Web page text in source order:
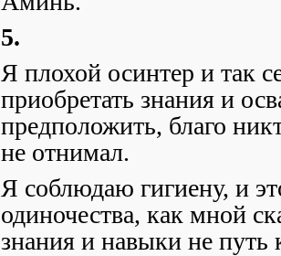
5.
Я плохой осинтер и так
приобретать знания и
предположить, благо
не отнимал.
Я соблюдаю гигиену, и
одиночества, как мной
знания и навыки не путь